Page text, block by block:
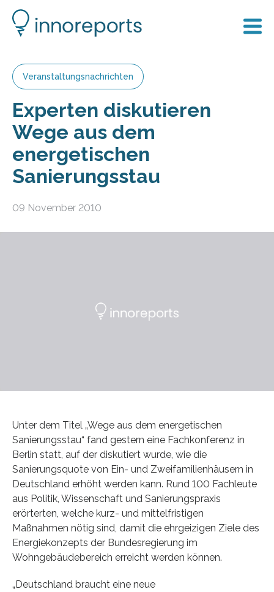
Veranstaltungsnachrichten
Experten diskutieren
Wege aus dem
energetischen
Sanierungsstau
09 November 2010
Unter dem Titel „Wege aus dem energetischen
Sanierungsstau“ fand gestern eine Fachkonferenz in
Berlin statt, auf der diskutiert wurde, wie die
Sanierungsquote von Ein- und Zweifamilienhäusern in
Deutschland erhöht werden kann. Rund 100 Fachleute
aus Politik, Wissenschaft und Sanierungspraxis
erörterten, welche kurz- und mittelfristigen
Maßnahmen nötig sind, damit die ehrgeizigen Ziele des
Energiekonzepts der Bundesregierung im
Wohngebäudebereich erreicht werden können.
„Deutschland braucht eine neue